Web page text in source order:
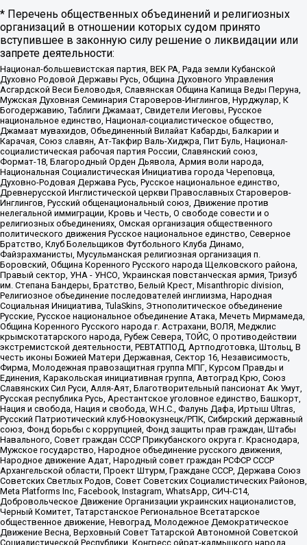
* Перечень общественных объединений и религиозных
организаций в отношении которых судом принято
вступившее в законную силу решение о ликвидации или
запрете деятельности:
Национал-большевистская партия, ВЕК РА, Рада земли Кубанской
Духовно Родовой Державы Русь, Община Духовного Управления
Асгардской Веси Беловодья, Славянская Община Капища Веды Перуна,
Мужская Духовная Семинария Староверов-Инглингов, Нурджулар, К
Богодержавию, Таблиги Джамаат, Свидетели Иеговы, Русское
национальное единство, Национал-социалистическое общество,
Джамаат мувахидов, Объединенный Вилайат Кабарды, Балкарии и
Карачая, Союз славян, Ат-Такфир Валь-Хиджра, Пит Буль, Национал-
социалистическая рабочая партия России, Славянский союз,
Формат-18, Благородный Орден Дьявола, Армия воли народа,
Национальная Социалистическая Инициатива города Череповца,
Духовно-Родовая Держава Русь, Русское национальное единство,
Древнерусской Инглистической церкви Православных Староверов-
Инглингов, Русский общенациональный союз, Движение против
нелегальной иммиграции, Кровь и Честь, О свободе совести и о
религиозных объединениях, Омская организация общественного
политического движения Русское национальное единство, Северное
Братство, Клуб Болельщиков Футбольного Клуба Динамо,
Файзрахманисты, Мусульманская религиозная организация п.
Боровский, Община Коренного Русского народа Щелковского района,
Правый сектор, УНА - УНСО, Украинская повстанческая армия, Тризуб
им. Степана Бандеры, Братство, Белый Крест, Misanthropic division,
Религиозное объединение последователей инглиизма, Народная
Социальная Инициатива, TulaSkins, Этнополитическое объединение
Русские, Русское национальное объединение Атака, Мечеть Мирмамеда,
Община Коренного Русского народа г. Астрахани, ВОЛЯ, Меджлис
крымскотатарского народа, Рубеж Севера, ТОЙС, О противодействии
экстремистской деятельности, РЕВТАТПОД, Артподготовка, Штольц, В
честь иконы Божией Матери Державная, Сектор 16, Независимость,
Фирма, Молодежная правозащитная группа МПГ, Курсом Правды и
Единения, Каракольская инициативная группа, Автоград Крю, Союз
Славянских Сил Руси, Алля-Аят, Благотворительный пансионат Ак Умут,
Русская республика Русь, Арестантское уголовное единство, Башкорт,
Нация и свобода, Нация и свобода, W.H.С., Фалунь Дафа, Иртыш Ultras,
Русский Патриотический клуб-Новокузнецк/РПК, Сибирский державный
союз, Фонд борьбы с коррупцией, Фонд защиты прав граждан, Штабы
Навального, Совет граждан СССР Прикубанского округа г. Краснодара,
Мужское государство, Народное объединение русского движения,
Народное движение Адат, Народный совет граждан РСФСР СССР
Архангельской области, Проект Штурм, Граждане СССР, Держава Союз
Советских Светлых Родов, Совет Советских Социалистических Районов,
Meta Platforms Inc, Facebook, Instagram, WhatsApp, СИЧ-С14,
Добровольческое Движение Организации украинских националистов,
Черный Комитет, Татарстанское Региональное Всетатарское
общественное движение, Невоград, Молодежное Демократическое
Движение Весна, Верховный Совет Татарской Автономной Советской
Социалистической Республики, Конгресс ойрат-калмыцкого народа,